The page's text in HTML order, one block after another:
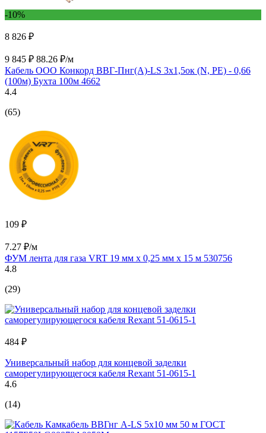
-10%
8 826 ₽
9 845 ₽ 88.26 ₽/м
Кабель ООО Конкорд ВВГ-Пнг(А)-LS 3x1,5ок (N, PE) - 0,66
(100м) Бухта 100м 4662
4.4
(65)
109 ₽
7.27 ₽/м
ФУМ лента для газа VRT 19 мм х 0,25 мм х 15 м 530756
4.8
(29)
484 ₽
Универсальный набор для концевой заделки
саморегулирующегося кабеля Rexant 51-0615-1
4.6
(14)